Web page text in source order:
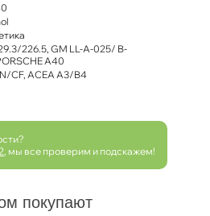
226.5, GM LL-A-025/ B-
A40
CF, ACEA A3/B4
, мы все проверим и подскажем!
покупают